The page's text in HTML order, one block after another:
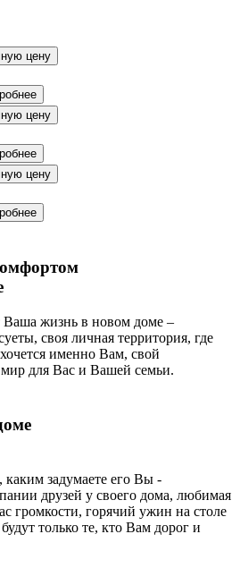
цену
цену
цену
Ваша жизнь в новом доме –
своя личная территория, где
именно Вам, свой
для Вас и Вашей семьи.
задумаете его Вы -
друзей у своего дома, любимая
громкости, горячий ужин на столе
только те, кто Вам дорог и